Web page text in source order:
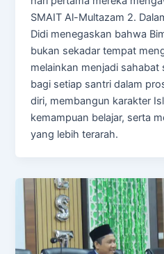
SMAIT Al-Multazam 2.
Didi menegaskan bahwa
bukan sekadar tempat
melainkan menjadi
bagi setiap santri dalam
diri, membangun karakter
kemampuan belajar, serta
yang lebih terarah.